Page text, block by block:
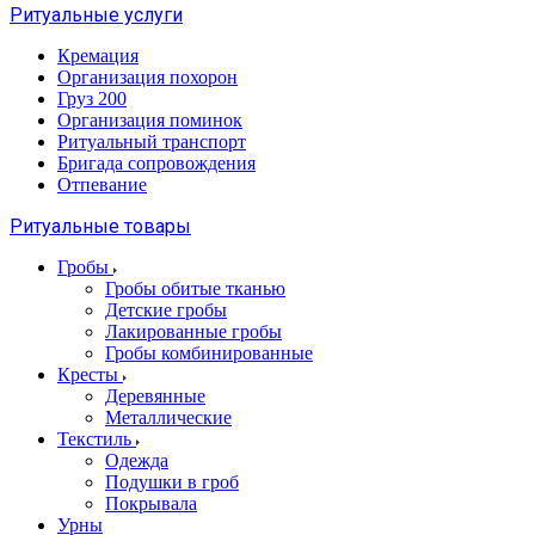
Ритуальные услуги
Кремация
Организация похорон
Груз 200
Организация поминок
Ритуальный транспорт
Бригада сопровождения
Отпевание
Ритуальные товары
Гробы
Гробы обитые тканью
Детские гробы
Лакированные гробы
Гробы комбинированные
Кресты
Деревянные
Металлические
Текстиль
Одежда
Подушки в гроб
Покрывала
Урны